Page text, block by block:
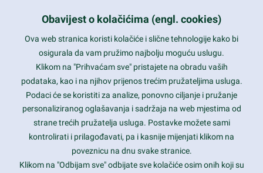
Latest trends and much more...
Contact Info
1600 Amphitheatre Parkway, Mountain View, CA 94043
prothemes.net@gmail.com
Obavijest o kolačićima (engl. cookies)
Ova web stranica koristi kolačiće i slične tehnologije kako bi
osigurala da vam pružimo najbolju moguću uslugu.
Klikom na "Prihvaćam sve" pristajete na obradu vaših
podataka, kao i na njihov prijenos trećim pružateljima usluga.
Podaci će se koristiti za analize, ponovno ciljanje i pružanje
personaliziranog oglašavanja i sadržaja na web mjestima od
strane trećih pružatelja usluga. Postavke možete sami
kontrolirati i prilagođavati, pa i kasnije mijenjati klikom na
poveznicu na dnu svake stranice.
Klikom na "Odbijam sve" odbijate sve kolačiće osim onih koji su